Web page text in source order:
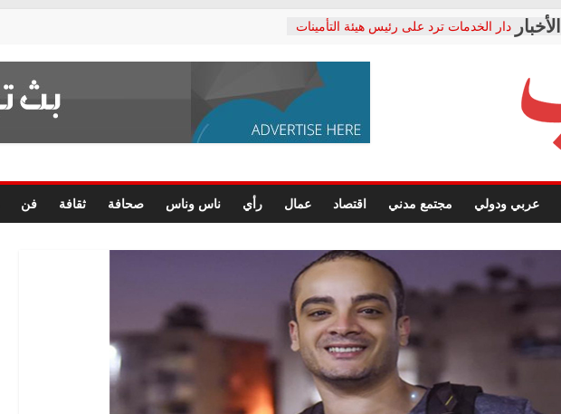
دار الخدمات ترد على رئيس هيئة التأمينات
معاناة أصحاب المعاشات.. ونطالب بكشف
فرحات سليمان يكتب: القطاع الصحي إلى
حزب التحالف الشعبي يطلق لجنة “الحق
صور .. اعتماد الرسومات النهائية للقرار
الوزاري لمدينة الصحفيين.. وانتهاء أعمال
إنشاء المبنى الإداري
متابعة قضية الدكتور محمد زهران.. ويؤكد:
قرينة البراءة وضمانات المحاكمة العادلة
عربي ودولي مجتمع مدني اقتصاد عمال رأي ناس وناس صحافة ثقافة فن